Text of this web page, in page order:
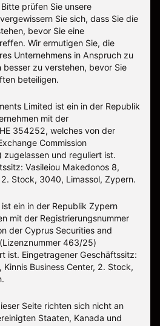
prüfen Sie unsere
Sie sich, dass Sie die
bevor Sie eine
Wir ermutigen Sie, die
Unternehmens in Anspruch zu
besser zu verstehen, bevor Sie
beteiligen.
Limited ist ein in der Republik
mit der
354252, welches von der
Commission
zugelassen und reguliert ist.
Vasileiou Makedonos 8,
2. Stock, 3040, Limassol, Zypern.
ein in der Republik Zypern
mit der Registrierungsnummer
der Cyprus Securities and
463/25)
ist. Eingetragener Geschäftssitz:
Business Center, 2. Stock,
Seite richten sich nicht an
Staaten, Kanada und